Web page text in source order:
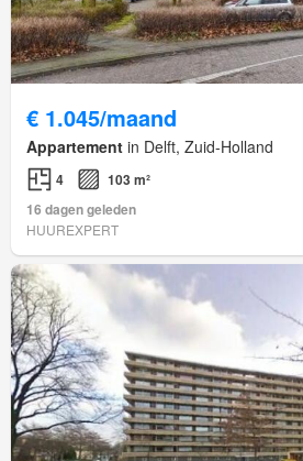
€ 1.045/maand
Appartement in Delft, Zuid-Holland
4
103 m²
16 dagen geleden
HUUREXPERT